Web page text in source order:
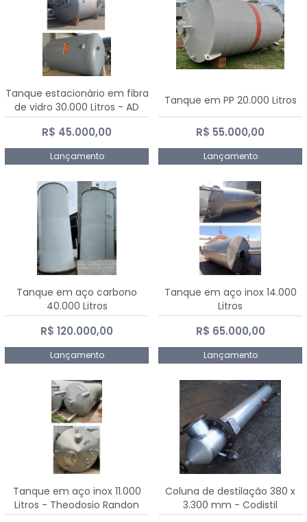
Tanque estacionário em fibra
de vidro 30.000 Litros - AD
Fibras
R$ 45.000,00
Lançamento
Tanque em PP 20.000 Litros
R$ 55.000,00
Lançamento
Tanque em aço carbono
40.000 Litros
R$ 120.000,00
Lançamento
Tanque em aço inox 14.000
Litros
R$ 65.000,00
Lançamento
Tanque em aço inox 11.000
Litros - Theodosio Randon
Coluna de destilação 380 x
3.300 mm - Codistil